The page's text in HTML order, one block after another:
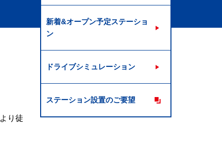
り徒
新着&オープン予定ステーショ
ン
ドライブシミュレーション
ステーション設置のご要望